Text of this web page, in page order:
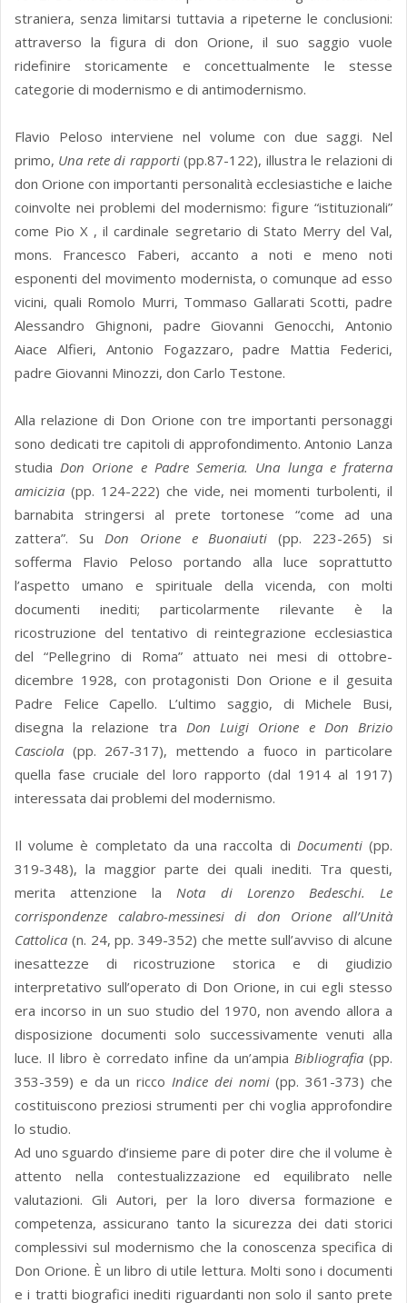
straniera, senza limitarsi tuttavia a ripeterne le conclusioni:
attraverso la figura di don Orione, il suo saggio vuole
ridefinire storicamente e concettualmente le stesse
categorie di modernismo e di antimodernismo.
Flavio Peloso interviene nel volume con due saggi. Nel
primo, Una rete di rapporti(pp.87-122), illustra le relazioni di
don Orione con importanti personalità ecclesiastiche e laiche
coinvolte nei problemi del modernismo: figure “istituzionali”
come Pio X , il cardinale segretario di Stato Merry del Val,
mons. Francesco Faberi, accanto a noti e meno noti
esponenti del movimento modernista, o comunque ad esso
vicini, quali Romolo Murri, Tommaso Gallarati Scotti, padre
Alessandro Ghignoni, padre Giovanni Genocchi, Antonio
Aiace Alfieri, Antonio Fogazzaro, padre Mattia Federici,
padre Giovanni Minozzi, don Carlo Testone.
Alla relazione di Don Orione con tre importanti personaggi
sono dedicati tre capitoli di approfondimento. Antonio Lanza
studiaDon Orione e Padre Semeria. Una lunga e fraterna
amicizia (pp. 124-222) che vide, nei momenti turbolenti, il
barnabita stringersi al prete tortonese “come ad una
zattera”. Su Don Orione e Buonaiuti(pp. 223-265) si
sofferma Flavio Peloso portando alla luce soprattutto
l’aspetto umano e spirituale della vicenda, con molti
documenti inediti; particolarmente rilevante è la
ricostruzione del tentativo di reintegrazione ecclesiastica
del “Pellegrino di Roma” attuato nei mesi di ottobre-
dicembre 1928, con protagonisti Don Orione e il gesuita
Padre Felice Capello. L’ultimo saggio, di Michele Busi,
disegna la relazione tra Don Luigi Orione e Don Brizio
Casciola (pp. 267-317), mettendo a fuoco in particolare
quella fase cruciale del loro rapporto (dal 1914 al 1917)
interessata dai problemi del modernismo.
Il volume è completato da una raccolta di Documenti(pp.
319-348), la maggior parte dei quali inediti. Tra questi,
merita attenzione laNota di Lorenzo Bedeschi. Le
corrispondenze calabro-messinesi di don Orione all’Unità
Cattolica (n. 24, pp. 349-352) che mette sull’avviso di alcune
inesattezze di ricostruzione storica e di giudizio
interpretativo sull’operato di Don Orione, in cui egli stesso
era incorso in un suo studio del 1970, non avendo allora a
disposizione documenti solo successivamente venuti alla
luce. Il libro è corredato infine da un’ampia Bibliografia (pp.
353-359) e da un ricco Indice dei nomi(pp. 361-373) che
costituiscono preziosi strumenti per chi voglia approfondire
lo studio.
Ad uno sguardo d’insieme pare di poter dire che il volume è
attento nella contestualizzazione ed equilibrato nelle
valutazioni. Gli Autori, per la loro diversa formazione e
competenza, assicurano tanto la sicurezza dei dati storici
complessivi sul modernismo che la conoscenza specifica di
Don Orione. È un libro di utile lettura. Molti sono i documenti
e i tratti biografici inediti riguardanti non solo il santo prete